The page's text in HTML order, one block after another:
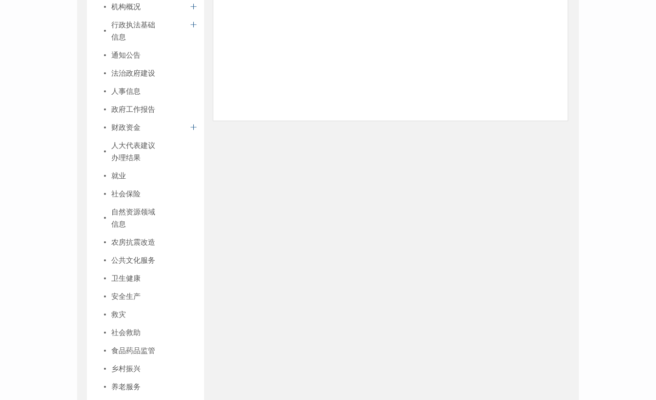
机构概况
行政执法基础
信息
通知公告
法治政府建设
人事信息
政府工作报告
财政资金
人大代表建议
办理结果
就业
社会保险
自然资源领域
信息
农房抗震改造
公共文化服务
卫生健康
安全生产
救灾
社会救助
食品药品监管
乡村振兴
养老服务